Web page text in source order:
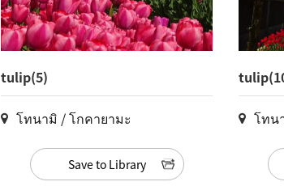
tulip(5)
โทนามิ / โกคายามะ
Save to Library
โทน